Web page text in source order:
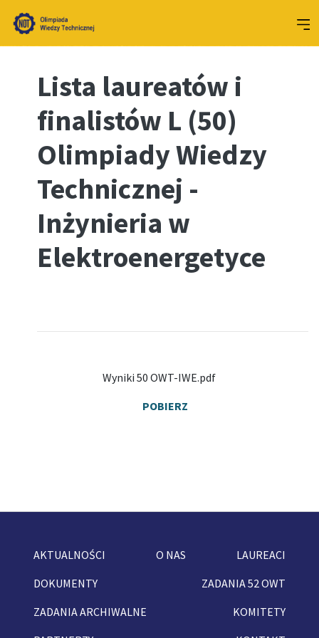
Lista laureatów i
finalistów L (50)
Olimpiady Wiedzy
Technicznej -
Inżynieria w
Elektroenergetyce
Wyniki 50 OWT-IWE.pdf
POBIERZ
AKTUALNOŚCI O NAS
LAUREACI
DOKUMENTY
ZADANIA 52 OWT
ZADANIA ARCHIWALNE
KOMITETY